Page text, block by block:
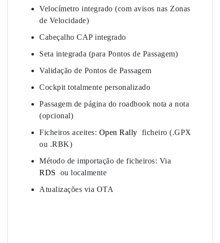
Velocímetro integrado (com avisos nas Zonas
de Velocidade)
Cabeçalho CAP integrado
Seta integrada (para Pontos de Passagem)
Validação de Pontos de Passagem
Cockpit totalmente personalizado
Passagem de página do roadbook nota a nota
(opcional)
Ficheiros aceites: Open Rally ficheiro (.GPX
ou .RBK)
Método de importação de ficheiros: Via
RDS ou localmente
Atualizações via OTA